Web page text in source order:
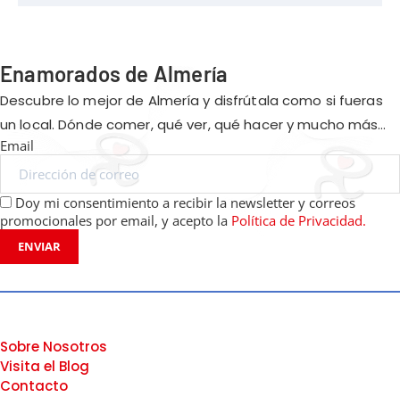
Enamorados de Almería
Descubre lo mejor de Almería y disfrútala como si fueras
un local. Dónde comer, qué ver, qué hacer y mucho más…
Email
Doy mi consentimiento a recibir la newsletter y correos
promocionales por email, y acepto la Política de Privacidad.
ENVIAR
Sobre Nosotros
Visita el Blog
Contacto